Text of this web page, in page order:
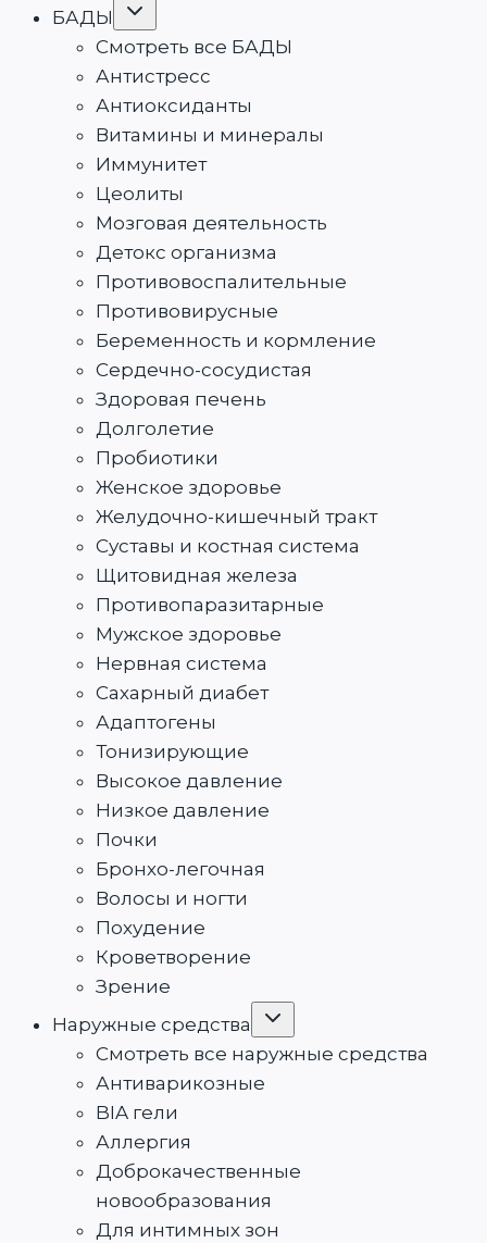
БАДЫ
Переключить
Смотреть все БАДЫ
Антистресс
Антиоксиданты
Витамины и минералы
Иммунитет
Цеолиты
Мозговая деятельность
Детокс организма
Противовоспалительные
Противовирусные
Беременность и кормление
Сердечно-сосудистая
Здоровая печень
Долголетие
Пробиотики
Женское здоровье
Желудочно-кишечный тракт
Суставы и костная система
Щитовидная железа
Противопаразитарные
Мужское здоровье
Нервная система
Сахарный диабет
Адаптогены
Тонизирующие
Высокое давление
Низкое давление
Почки
Бронхо-легочная
Волосы и ногти
Похудение
Кроветворение
Зрение
Наружные средства
Переключить
Смотреть все наружные средства
Антиварикозные
BIA гели
Аллергия
Доброкачественные
новообразования
Для интимных зон